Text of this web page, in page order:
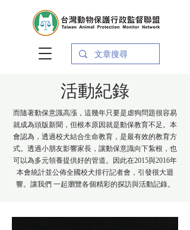
活動紀錄
而隨著動保意識高漲，這幾年只要是虐狗問題很容易
就成為頭版新聞，但根本原因就是動保教育不足。本
會認為，透過校犬結合生命教育，是最有效的教育方
式。透過小朋友影響家長，讓動保意識向下紮根，也
可以為多元領養提供好的管道。因此在2015與2016年
本會統計並公佈全國校犬排行記者會，引發很大迴
響。讓我們 一起瀏覽各個精彩的探訪與活動記錄。